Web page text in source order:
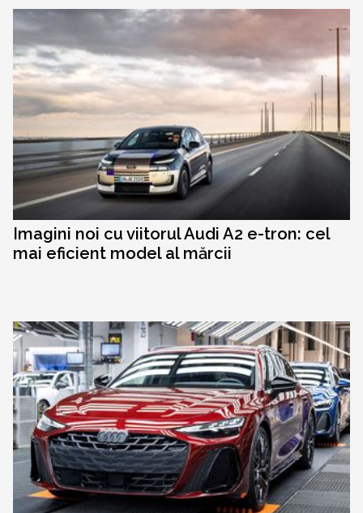
Imagini noi cu viitorul Audi A2 e-tron: cel
mai eficient model al mărcii